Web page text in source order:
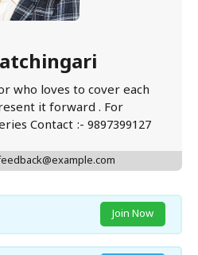
who loves to cover each
it forward . For
Contact :- 9897399127
Join Now